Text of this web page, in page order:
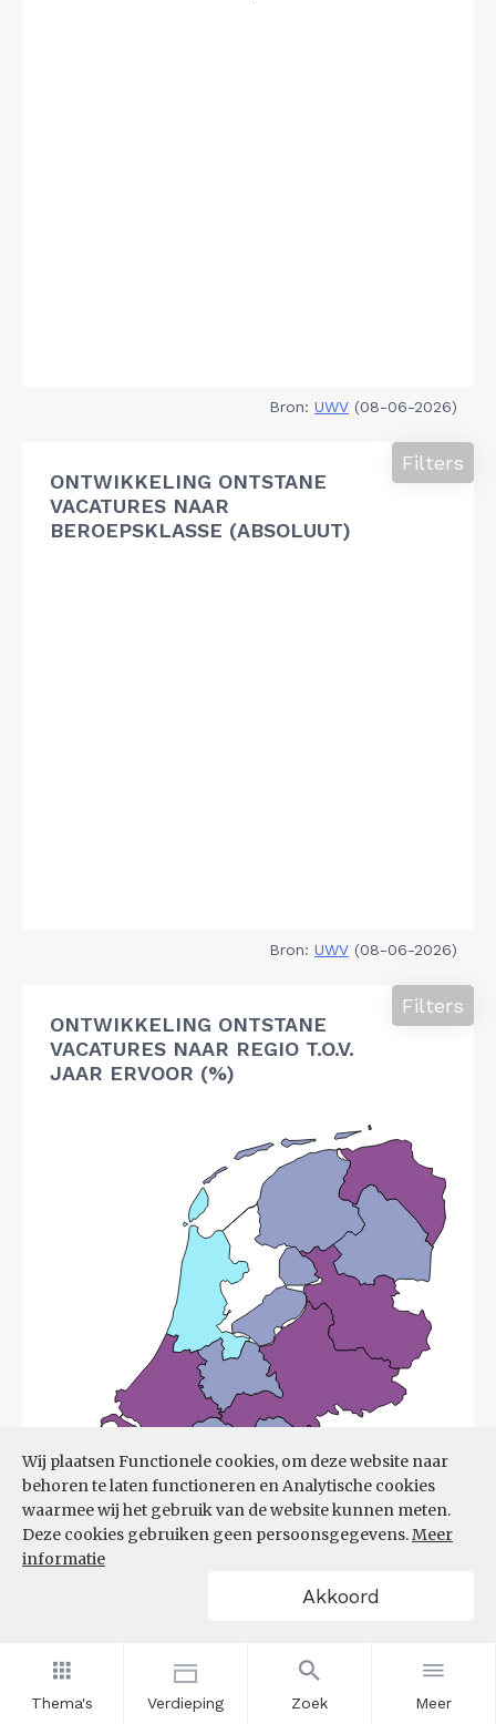
Thema's Verdieping Zoek Meer
Wij plaatsen Functionele cookies, om deze website naar
behoren te laten functioneren en Analytische cookies
waarmee wij het gebruik van de website kunnen meten.
Deze cookies gebruiken geen persoonsgegevens.Meer
informatie
Akkoord
Bron: UWV (08-06-2026)
ONTWIKKELING ONTSTANE
VACATURES NAAR
BEROEPSKLASSE (ABSOLUUT)
Filters
Bron: UWV (08-06-2026)
ONTWIKKELING ONTSTANE
VACATURES NAAR REGIO T.O.V.
JAAR ERVOOR (%)
Filters
Bron:
Filters